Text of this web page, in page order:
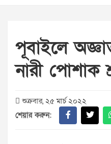
পূবাইলে
নারী পোশাক
শুক্রবার, ২৫ মার্চ ২০২২
শেয়ার করুন: